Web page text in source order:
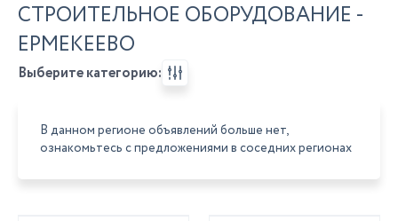
СТРОИТЕЛЬНОЕ ОБОРУДОВАНИЕ -
ЕРМЕКЕЕВО
Выберите категорию:
В данном регионе объявлений больше нет,
ознакомьтесь с предложениями в соседних регионах